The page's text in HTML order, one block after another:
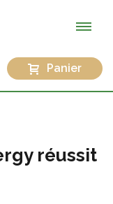
Panier
réussit